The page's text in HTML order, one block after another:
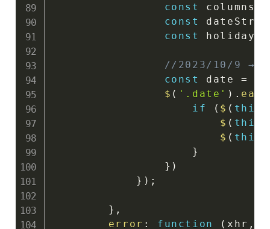
const
columns
const
dateStr
const
//2023/10/9 →
const
date =
$ ( '.date' ) . each
if
( $ ( this
$ ( this
$ ( this
}
} )
} ) ;
} ,
error : function ( xhr ,